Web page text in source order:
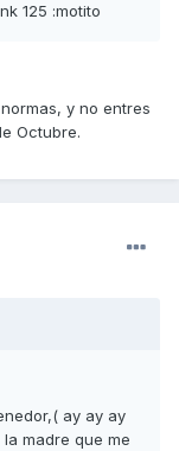
125 :motito
y no entres
Octubre.
ay ay ay
madre que me